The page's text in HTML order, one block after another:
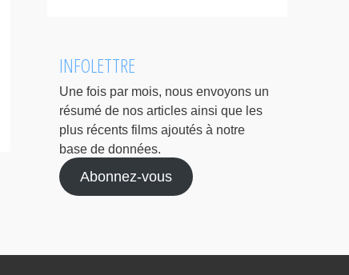
INFOLETTRE
Une fois par mois, nous envoyons un
résumé de nos articles ainsi que les
plus récents films ajoutés à notre
base de données.
Abonnez-vous